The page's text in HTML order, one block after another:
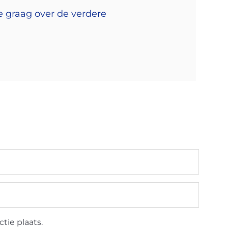
graag over de verdere
plaats.